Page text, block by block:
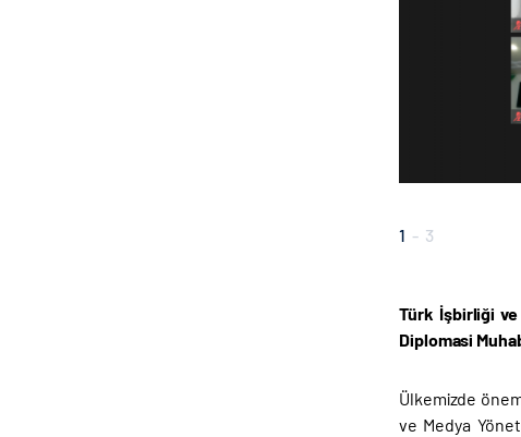
1 - 3
Türk İşbirliği ve
Diplomasi
Ülkemizde
ve Medya